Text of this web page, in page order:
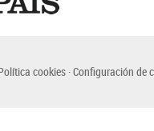
cookies Configuración de